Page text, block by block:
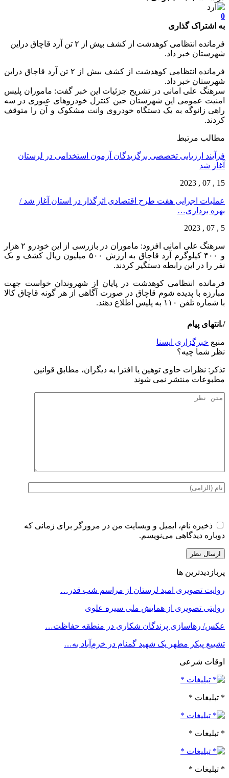
0
به اشتراک گذاری
فرمانده انتظامی کوهدشت از کشف بیش از ۲ تن آرد قاچاق دراین
شهرستان خبر داد.
فرمانده انتظامی کوهدشت از کشف بیش از ۲ تن آرد قاچاق دراین
شهرستان خبر داد.
سرهنگ علی امانی در تشریح جزئیات این خبر گفت: ماموران پلیس
امنیت عمومی این شهرستان حین کنترل خودرو‌های عبوری در سه
راهی زانوگه به یک دستگاه خودروی وانت مشکوک و آن را متوقف
کردند.
مطالب مرتبط
فرآیند ارزیابی تخصصی برگزیدگان آزمون استخدامی در لرستان
آغاز شد
15 , 07 , 2023
عملیات اجرایی هفت طرح اقتصادی اثرگذار در استان آغاز شد /
بهره برداری…
5 , 07 , 2023
سرهنگ علی امانی افزود: ماموران در بازرسی از این خودرو ۲ هزار
و ۴۰۰ کیلوگرم آرد قاچاق به ارزش ۵۰۰ میلیون ریال کشف و یک
نفر را در این رابطه دستگیر کردند.
فرمانده انتظامی کوهدشت در پایان از شهروندان خواست جهت
مبارزه با پدیده شوم قاچاق در صورت آگاهی از هر گونه قاچاق کالا
با شماره تلفن ۱۱۰ به پلیس اطلاع دهند.
/.انتهای پیام
منبع خبرگزاری ایسنا
نظر شما چیه؟
تذكر: نظرات حاوی توهين يا افترا به ديگران، مطابق قوانين
مطبوعات منتشر نمی شوند
ذخیره نام، ایمیل و وبسایت من در مرورگر برای زمانی که
دوباره دیدگاهی می‌نویسم.
پربازدیدترین ها
روایت تصویری امید لرستان از مراسم شب قدر…
روایتی تصویری از همایش ملی سیره علوی
عکس/ رهاسازی پرندگان شکاری در منطقه حفاظت…
تشییع پیکر مطهر یک شهید گمنام در خرم‌آباد به…
اوقات شرعی
* تبلیغات *
* تبلیغات *
* تبلیغات *